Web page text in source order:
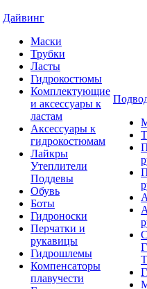
Дайвинг
Маски
Трубки
Ласты
Гидрокостюмы
Комплектующие
и аксессуары к
ластам
Аксессуары к
гидрокостюмам
Лайкры
Утеплители
Поддевы
Обувь
Боты
Гидроноски
Перчатки и
рукавицы
Гидрошлемы
Компенсаторы
плавучести